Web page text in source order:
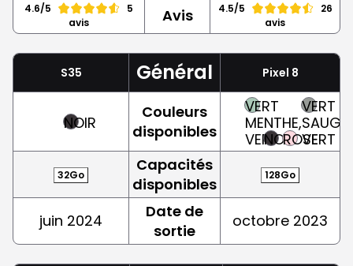
4.6/5
5
avis
Avis 4.5/5
26
avis
S35 Général Pixel 8
NOIR
Couleurs
disponibles
VERT
MENTHE,
VERTNOIRROSE
VERT
SAUGE,
VERT
32Go
Capacités
disponibles
128Go
juin 2024
Date de
sortie
octobre 2023